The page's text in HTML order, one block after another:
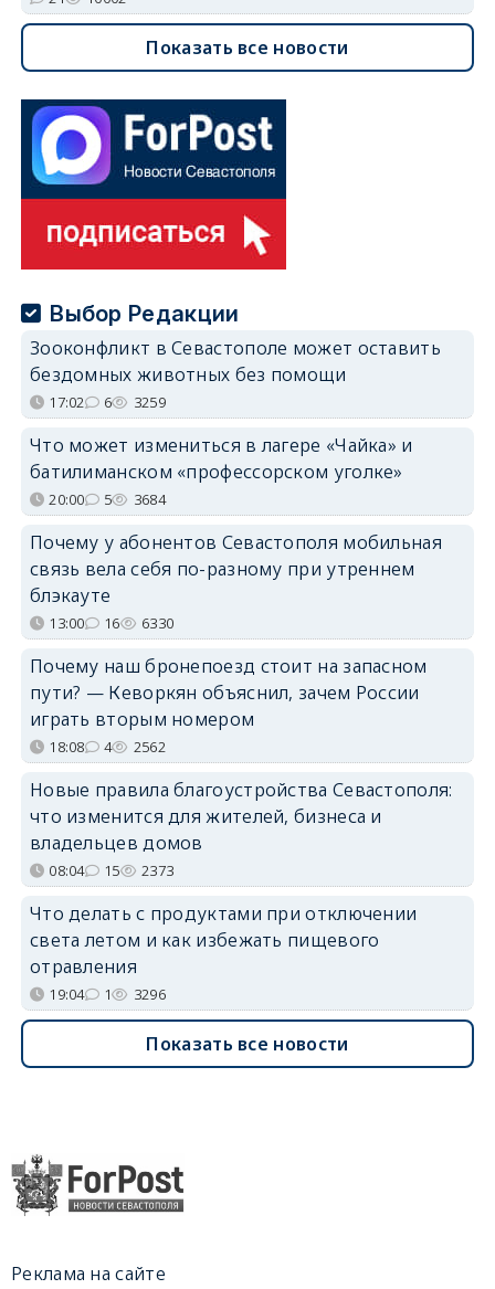
Показать все новости
Выбор Редакции
Зооконфликт в Севастополе может оставить
бездомных животных без помощи
17:02 6 3259
Что может измениться в лагере «Чайка» и
батилиманском «профессорском уголке»
20:00 5 3684
Почему у абонентов Севастополя мобильная
связь вела себя по-разному при утреннем
блэкауте
13:00 16 6330
Почему наш бронепоезд стоит на запасном
пути? — Кеворкян объяснил, зачем России
играть вторым номером
18:08 4 2562
Новые правила благоустройства Севастополя:
что изменится для жителей, бизнеса и
владельцев домов
08:04 15 2373
Что делать с продуктами при отключении
света летом и как избежать пищевого
отравления
19:04 1 3296
Показать все новости
Реклама на сайте